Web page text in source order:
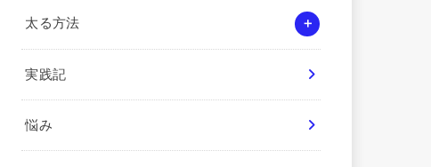
太る方法
実践記
悩み